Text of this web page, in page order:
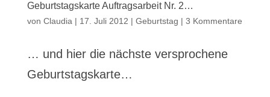
Geburtstagskarte Auftragsarbeit Nr. 2…
von Claudia | 17. Juli 2012 | Geburtstag | 3 Kommentare
… und hier die nächste versprochene
Geburtstagskarte…